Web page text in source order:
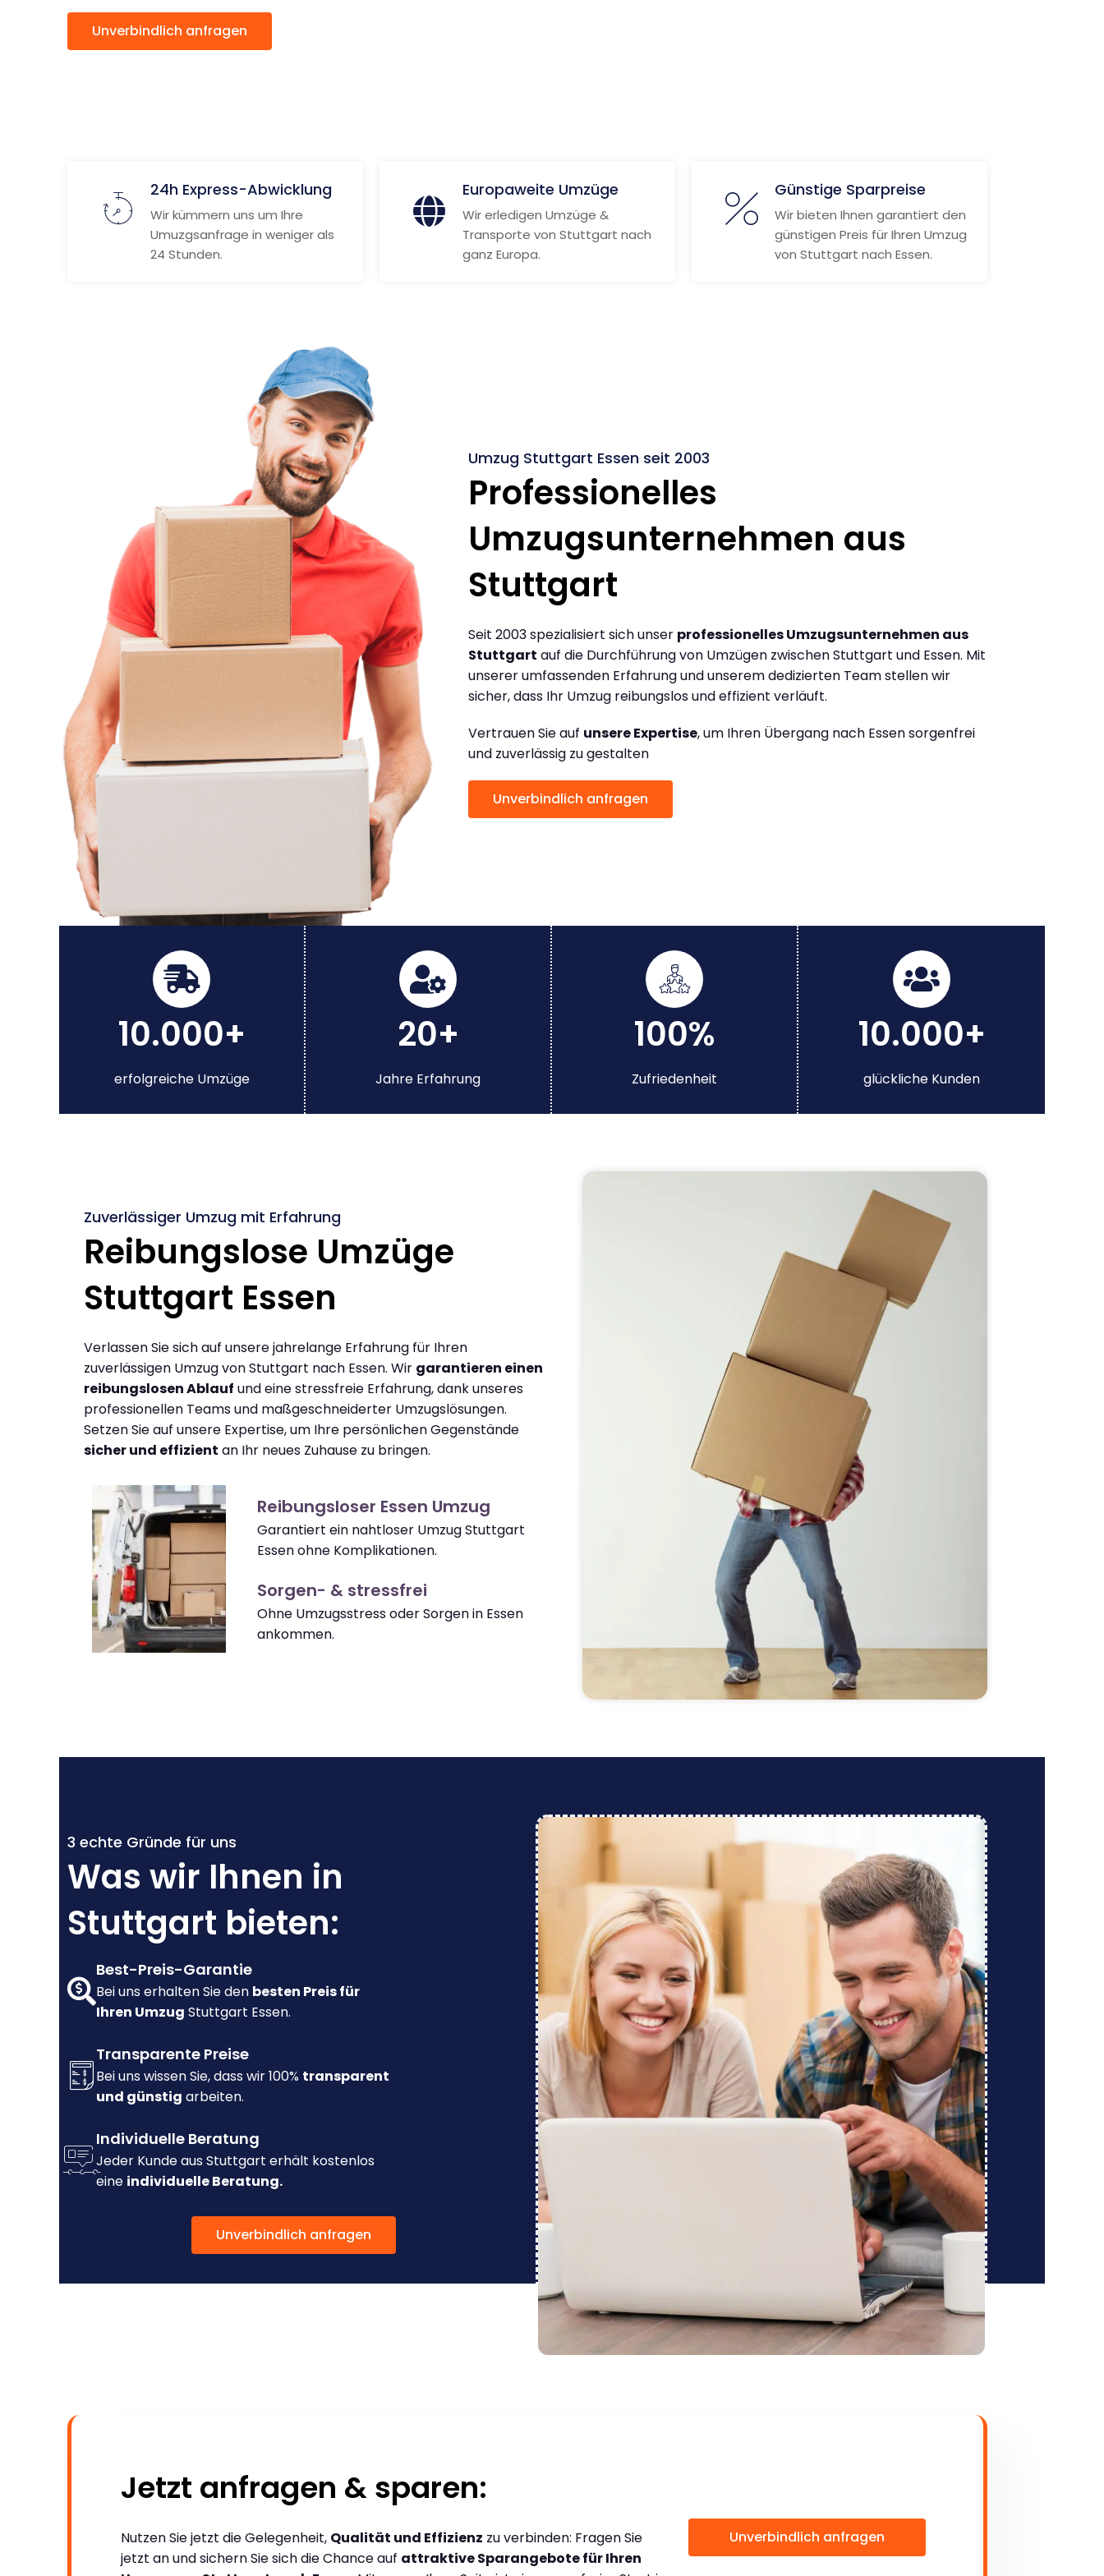
Unverbindlich anfragen
24h Express-Abwicklung
Wir kümmern uns um Ihre
Umuzgsanfrage in weniger als
24 Stunden.
Europaweite Umzüge
Wir erledigen Umzüge &
Transporte von Stuttgart nach
ganz Europa.
Günstige Sparpreise
Wir bieten Ihnen garantiert den
günstigen Preis für Ihren Umzug
von Stuttgart nach Essen.
Umzug Stuttgart Essen seit 2003
Professionelles
Umzugsunternehmen aus
Stuttgart
Seit 2003 spezialisiert sich unser professionelles Umzugsunternehmen aus
Stuttgart auf die Durchführung von Umzügen zwischen Stuttgart und Essen. Mit
unserer umfassenden Erfahrung und unserem dedizierten Team stellen wir
sicher, dass Ihr Umzug reibungslos und effizient verläuft.
Vertrauen Sie auf unsere Expertise, um Ihren Übergang nach Essen sorgenfrei
und zuverlässig zu gestalten
Unverbindlich anfragen
10.000+
erfolgreiche Umzüge
20+
Jahre Erfahrung
100%
Zufriedenheit
10.000+
glückliche Kunden
Zuverlässiger Umzug mit Erfahrung
Reibungslose Umzüge
Stuttgart Essen
Verlassen Sie sich auf unsere jahrelange Erfahrung für Ihren
zuverlässigen Umzug von Stuttgart nach Essen. Wir garantieren einen
reibungslosen Ablauf und eine stressfreie Erfahrung, dank unseres
professionellen Teams und maßgeschneiderter Umzugslösungen.
Setzen Sie auf unsere Expertise, um Ihre persönlichen Gegenstände
sicher und effizient an Ihr neues Zuhause zu bringen.
Reibungsloser Essen Umzug
Garantiert ein nahtloser Umzug Stuttgart
Essen ohne Komplikationen.
Sorgen- & stressfrei
Ohne Umzugsstress oder Sorgen in Essen
ankommen.
3 echte Gründe für uns
Was wir Ihnen in
Stuttgart bieten:
Best-Preis-Garantie
Bei uns erhalten Sie den besten Preis für
Ihren Umzug Stuttgart Essen.
Transparente Preise
Bei uns wissen Sie, dass wir 100% transparent
und günstig arbeiten.
Individuelle Beratung
Jeder Kunde aus Stuttgart erhält kostenlos
eine individuelle Beratung.
Unverbindlich anfragen
Jetzt anfragen & sparen:
Nutzen Sie jetzt die Gelegenheit, Qualität und Effizienz zu verbinden: Fragen Sie
jetzt an und sichern Sie sich die Chance auf attraktive Sparangebote für Ihren
Unverbindlich anfragen